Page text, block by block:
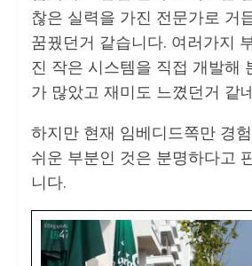
찮은 실력을 가진 전문가로 거
꿈꿨던거 같습니다. 여러가지
진 작은 시스템을 직접 개발해
가 많았고 재미도 느꼈던거 같
하지만 현재 임베디드쪽만 경
쉬운 부분인 것은 분명하다고
니다.